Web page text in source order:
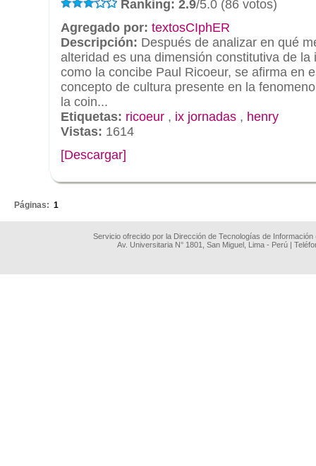
Ranking: 2.9/5.0 (86 votos)
Agregado por: textosCIphER
Descripción: Después de analizar en qué
alteridad es una dimensión constitutiva de la
como la concibe Paul Ricoeur, se afirma en
concepto de cultura presente en la
la coin...
Etiquetas: ricoeur , ix jornadas , henry
Vistas: 1614
[Descargar]
Páginas: 1
Servicio ofrecido por la Dirección de Tecnologías de
Av. Universitaria N° 1801, San Miguel, Lima - Perú |